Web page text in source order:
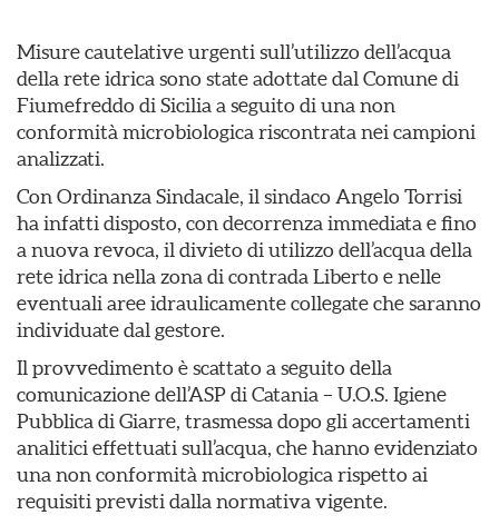
Misure cautelative urgenti sull’utilizzo dell’acqua
della rete idrica sono state adottate dal Comune di
Fiumefreddo di Sicilia a seguito di una non
conformità microbiologica riscontrata nei campioni
analizzati.
Con Ordinanza Sindacale, il sindaco Angelo Torrisi
ha infatti disposto, con decorrenza immediata e fino
a nuova revoca, il divieto di utilizzo dell’acqua della
rete idrica nella zona di contrada Liberto e nelle
eventuali aree idraulicamente collegate che saranno
individuate dal gestore.
Il provvedimento è scattato a seguito della
comunicazione dell’ASP di Catania – U.O.S. Igiene
Pubblica di Giarre, trasmessa dopo gli accertamenti
analitici effettuati sull’acqua, che hanno evidenziato
una non conformità microbiologica rispetto ai
requisiti previsti dalla normativa vigente.